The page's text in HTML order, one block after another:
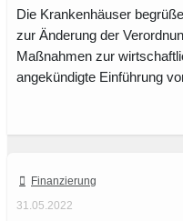
Die Krankenhäuser
zur Änderung der
Maßnahmen zur
angekündigte Einführung
Finanzierung
31.05.2022